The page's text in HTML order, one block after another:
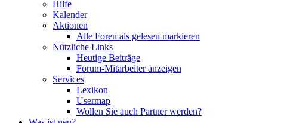
Hilfe
Kalender
Aktionen
Alle Foren als gelesen markieren
Nützliche Links
Heutige Beiträge
Forum-Mitarbeiter anzeigen
Services
Lexikon
Usermap
Wollen Sie auch Partner werden?